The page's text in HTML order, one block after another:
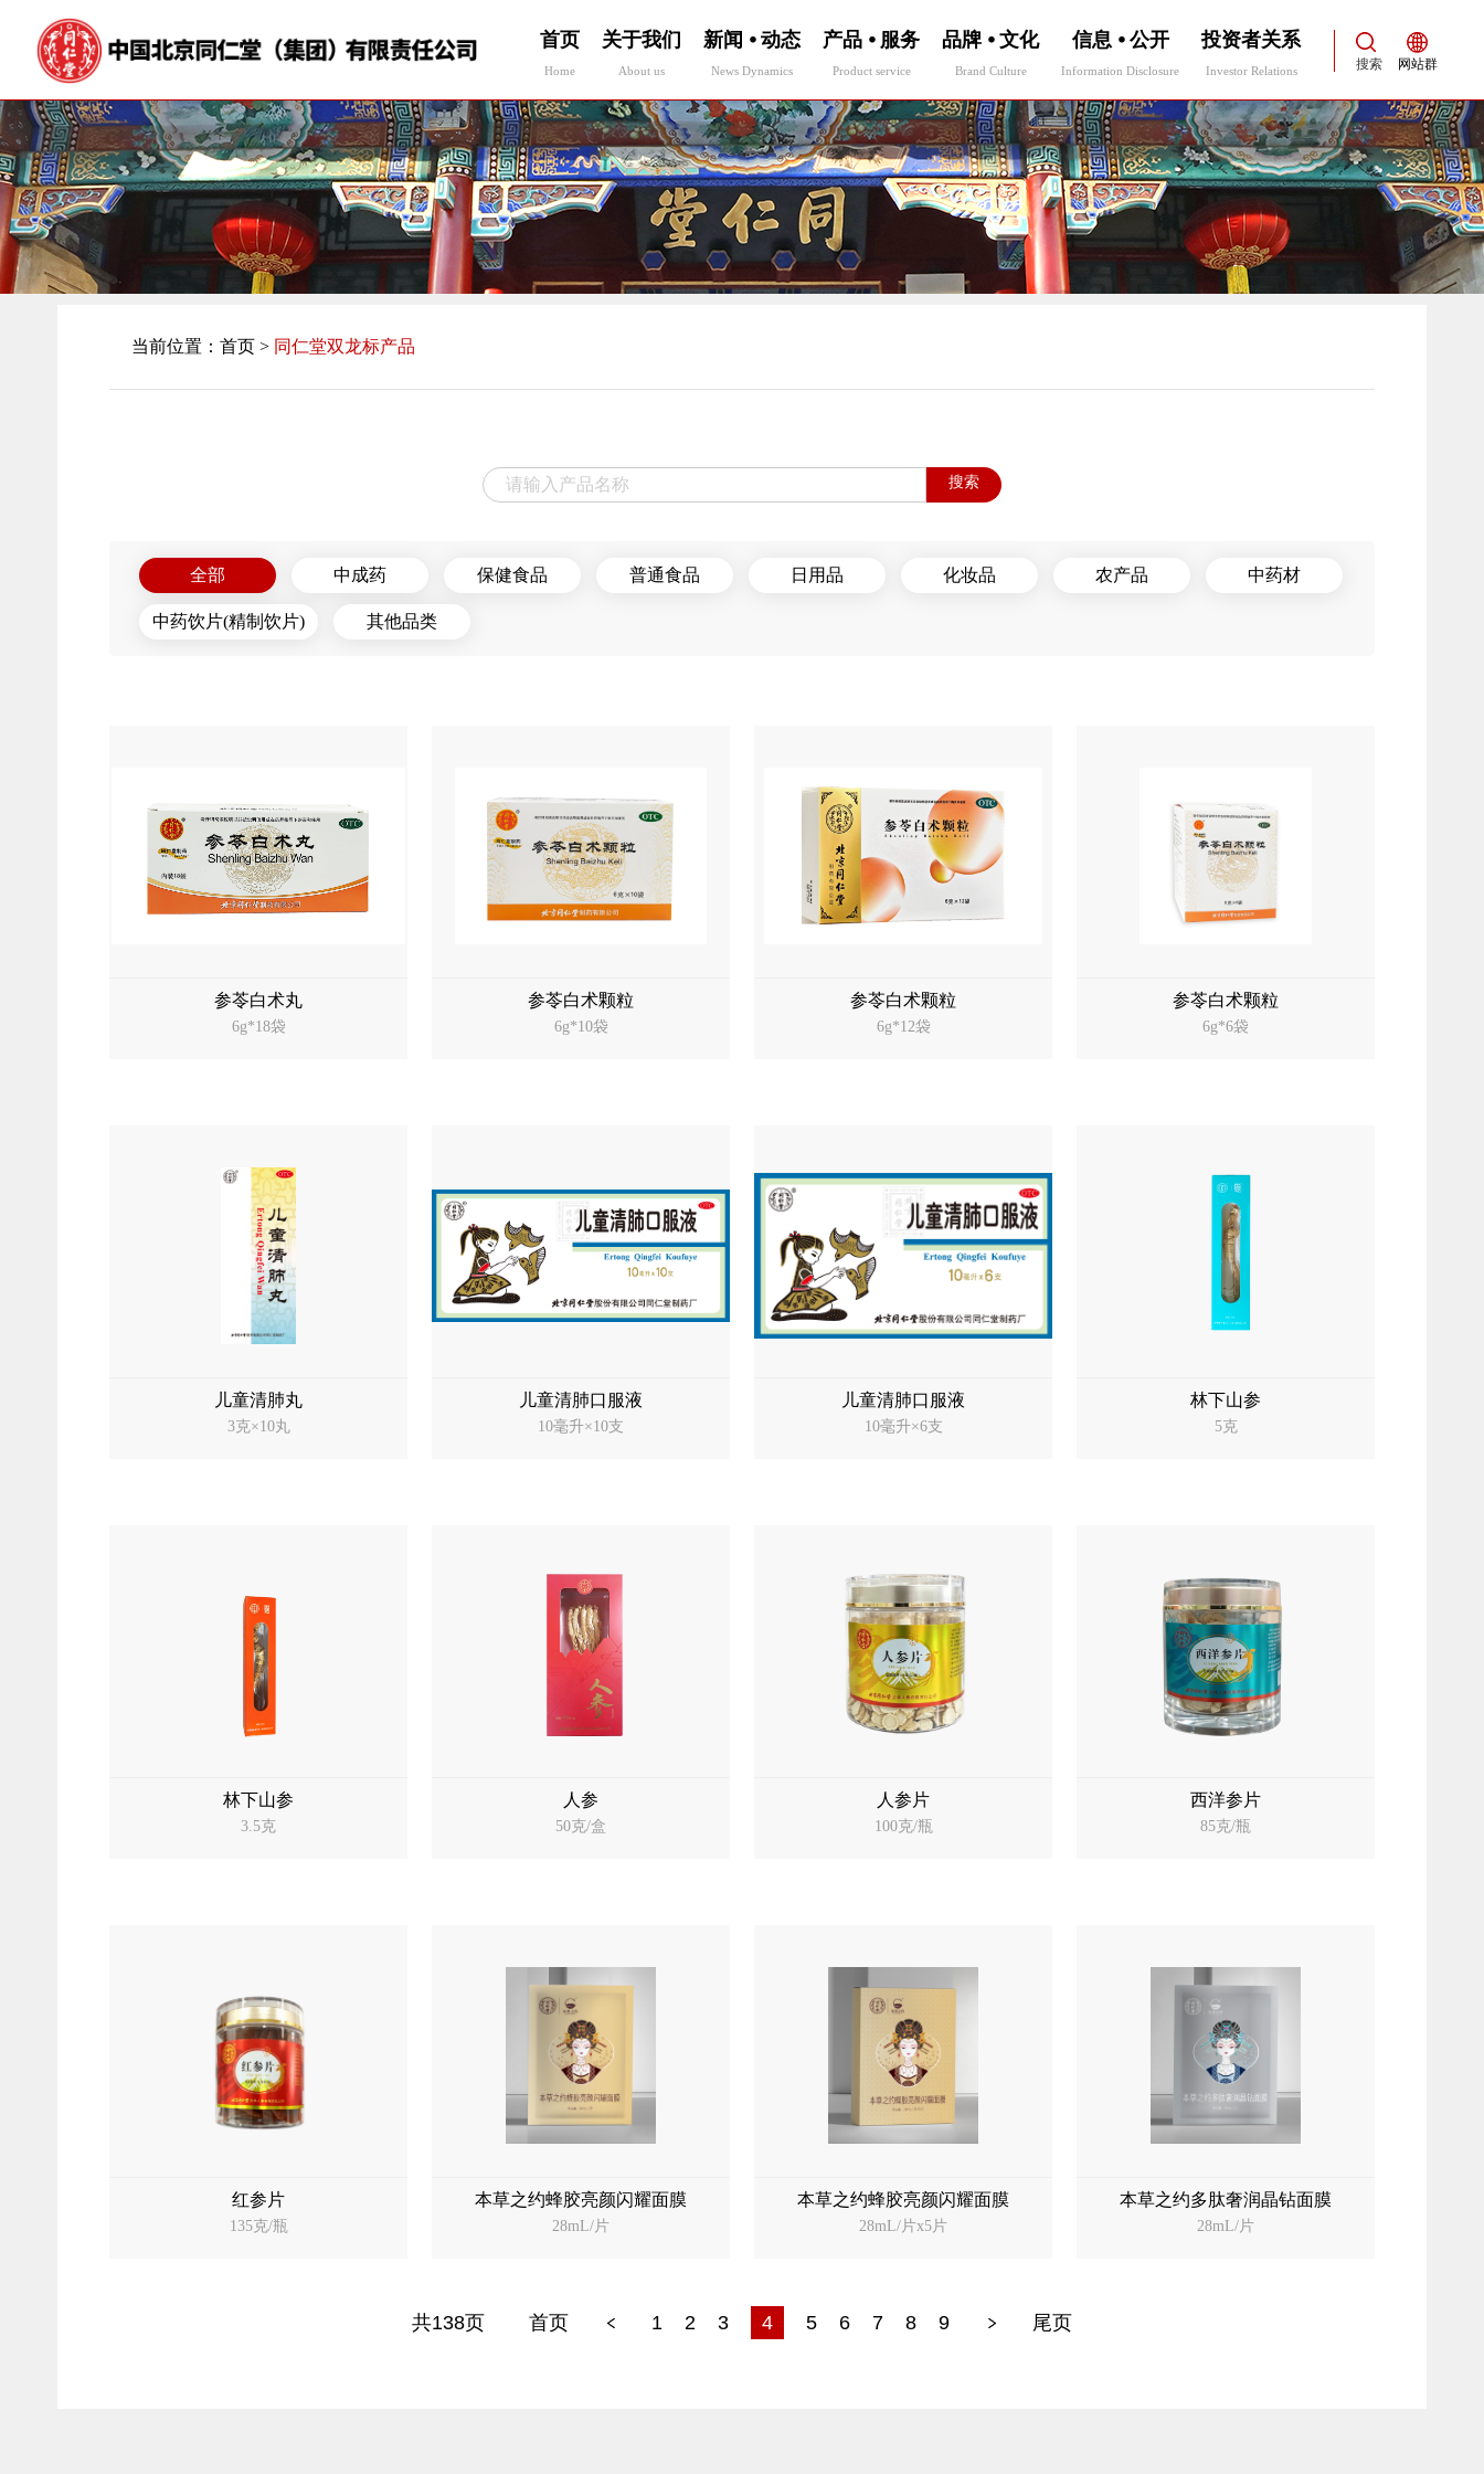
首页
Home
关于我们
About us
新闻 ⦁ 动态
News Dynamics
产品 ⦁ 服务
Product service
品牌 ⦁ 文化
Brand Culture
信息 ⦁ 公开
Information Disclosure
投资者关系
Investor Relations 搜索 网站群
当前位置： 首页 > 同仁堂双龙标产品
全部 中成药 保健食品 普通食品 日用品 化妆品 农产品 中药材
中药饮片(精制饮片) 其他品类
搜索
参苓白术丸
6g*18袋
参苓白术颗粒
6g*10袋
参苓白术颗粒
6g*12袋
参苓白术颗粒
6g*6袋
儿童清肺丸
3克×10丸
儿童清肺口服液
10毫升×10支
儿童清肺口服液
10毫升×6支
林下山参
5克
林下山参
3.5克
人参
50克/盒
人参片
100克/瓶
西洋参片
85克/瓶
红参片
135克/瓶
本草之约蜂胶亮颜闪耀面膜
28mL/片
本草之约蜂胶亮颜闪耀面膜
28mL/片x5片
本草之约多肽奢润晶钻面膜
28mL/片
共138页 首页 1 2 3 4 5 6 7 8 9 尾页